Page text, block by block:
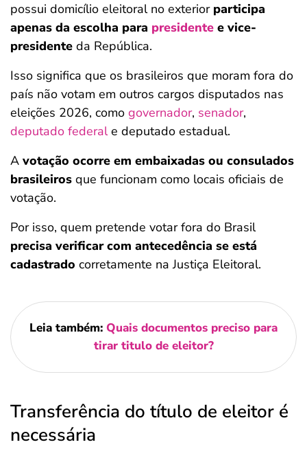
possui domicílio eleitoral no exterior participa
apenas da escolha para presidente e vice-
presidente da República.
Isso significa que os brasileiros que moram fora do
país não votam em outros cargos disputados nas
eleições 2026, como governador, senador,
deputado federale deputado estadual.
A votação ocorre em embaixadas ou consulados
brasileiros que funcionam como locais oficiais de
votação.
Por isso, quem pretende votar fora do Brasil
precisa verificar com antecedência se está
cadastrado corretamente na Justiça Eleitoral.
Leia também: Quais documentos preciso para
tirar titulo de eleitor?
Transferência do título de eleitor é
necessária